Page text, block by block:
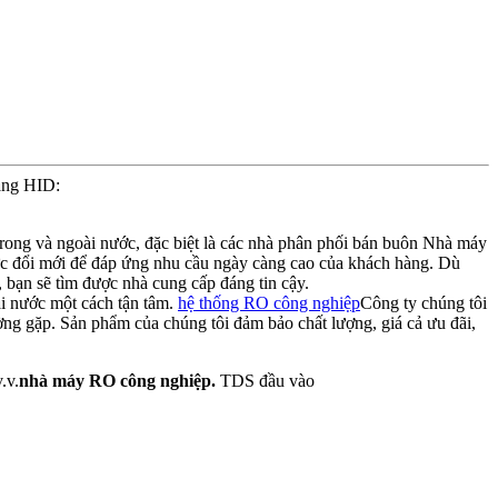
HID:
và ngoài nước, đặc biệt là các nhà phân phối bán buôn Nhà máy
mới để đáp ứng nhu cầu ngày càng cao của khách hàng. Dù
sẽ tìm được nhà cung cấp đáng tin cậy.
nước một cách tận tâm. hệ thống RO công nghiệpCông ty chúng tôi
gặp. Sản phẩm của chúng tôi đảm bảo chất lượng, giá cả ưu đãi,
nhà máy RO công nghiệp. TDS đầu vào